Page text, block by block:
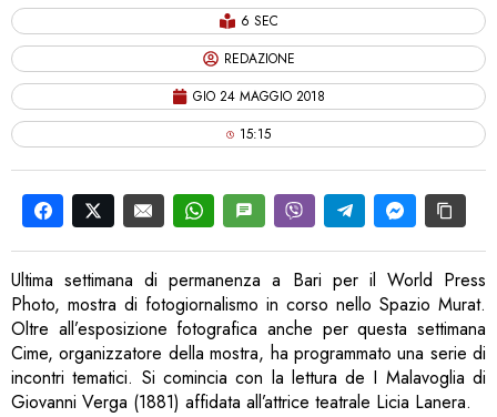
6 SEC
REDAZIONE
GIO 24 MAGGIO 2018
15:15
Ultima settimana di permanenza a Bari per il World Press
Photo, mostra di fotogiornalismo in corso nello Spazio Murat.
Oltre all’esposizione fotografica anche per questa settimana
Cime, organizzatore della mostra, ha programmato una serie di
incontri tematici. Si comincia con la lettura de I Malavoglia di
Giovanni Verga (1881) affidata all’attrice teatrale Licia Lanera.